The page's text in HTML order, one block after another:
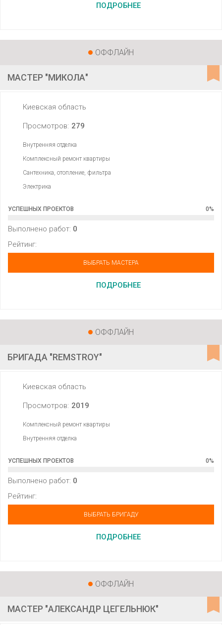
ПОДРОБНЕЕ
ОФФЛАЙН
МАСТЕР "МИКОЛА"
Киевская область
Просмотров: 279
Внутренняя отделка
Комплексный ремонт квартиры
Сантехника, отопление, фильтра
Электрика
УСПЕШНЫХ ПРОЕКТОВ 0%
Выполнено работ: 0
Рейтинг:
ВЫБРАТЬ МАСТЕРА
ПОДРОБНЕЕ
ОФФЛАЙН
БРИГАДА "REMSTROY"
Киевская область
Просмотров: 2019
Комплексный ремонт квартиры
Внутренняя отделка
УСПЕШНЫХ ПРОЕКТОВ 0%
Выполнено работ: 0
Рейтинг:
ВЫБРАТЬ БРИГАДУ
ПОДРОБНЕЕ
ОФФЛАЙН
МАСТЕР "АЛЕКСАНДР ЦЕГЕЛЬНЮК"